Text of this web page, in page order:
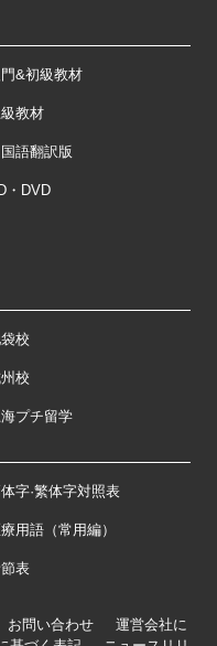
門&初級教材
教材
語翻訳版
・DVD
校
校
プチ留学
字·繁体字対照表
用語（常用編）
表
お問い合わせ
運営会社に